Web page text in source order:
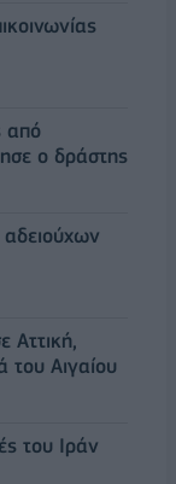
από
ο δράστης
Αττική,
του Αιγαίου
του Ιράν